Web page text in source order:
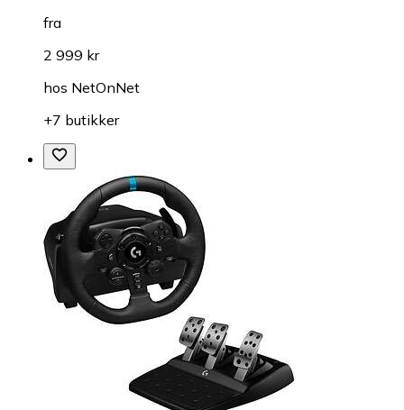
fra
2 999 kr
hos NetOnNet
+7 butikker